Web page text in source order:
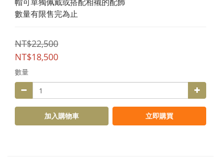
數量有限售完為止
NT$22,500
NT$18,500
數量
加入購物車 立即購買